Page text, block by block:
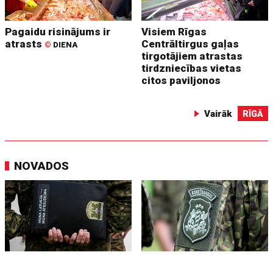
Pagaidu risinājums ir
atrasts © DIENA
Visiem Rīgas
Centrāltirgus gaļas
tirgotājiem atrastas
tirdzniecības vietas
citos paviljonos
Vairāk RĪGĀ
NOVADOS